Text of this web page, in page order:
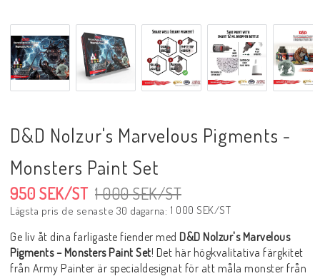
D&D Nolzur's Marvelous Pigments -
Monsters Paint Set
1 000 SEK/ST
950 SEK/ST
Lägsta pris de senaste 30 dagarna 1 000 SEK/ST
Ge liv åt dina farligaste fiender med D&D Nolzur's Marvelous
Pigments – Monsters Paint Set! Det här högkvalitativa färgkitet
från Army Painter är specialdesignat för att måla monster från